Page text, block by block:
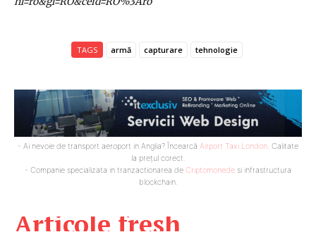
Articole fresh
TAGS armă capturare tehnologie
- Ai nevoie de transport aeroport in Anglia? Încearcă Airport Taxi London. Calitate
la prețul corect.
- Companie specializata in tranzactionarea de Criptomonede si infrastructura
blockchain.